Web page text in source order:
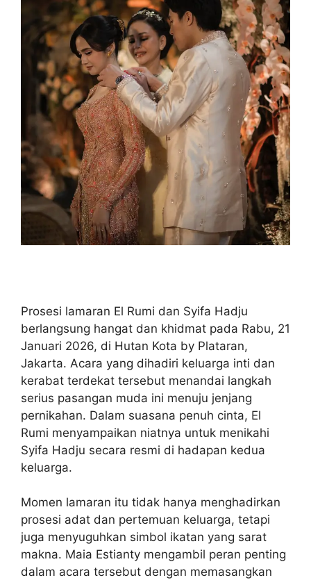
Prosesi lamaran El Rumi dan Syifa Hadju
berlangsung hangat dan khidmat pada Rabu, 21
Januari 2026, di Hutan Kota by Plataran,
Jakarta. Acara yang dihadiri keluarga inti dan
kerabat terdekat tersebut menandai langkah
serius pasangan muda ini menuju jenjang
pernikahan. Dalam suasana penuh cinta, El
Rumi menyampaikan niatnya untuk menikahi
Syifa Hadju secara resmi di hadapan kedua
keluarga.
Momen lamaran itu tidak hanya menghadirkan
prosesi adat dan pertemuan keluarga, tetapi
juga menyuguhkan simbol ikatan yang sarat
makna. Maia Estianty mengambil peran penting
dalam acara tersebut dengan memasangkan